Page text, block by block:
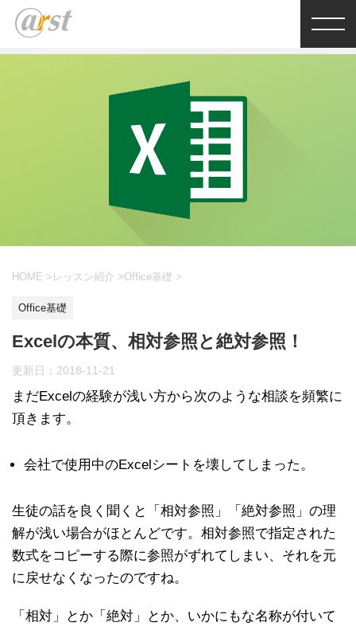
HOME > レッスン紹介 >Office基礎 >
Office基礎
Excelの本質、相対参照と絶対参照！
更新日： 2018-11-21
まだExcelの経験が浅い方から次のような相談を頻繁に
頂きます。
会社で使用中のExcelシートを壊してしまった。
生徒の話を良く聞くと「相対参照」「絶対参照」の理
解が浅い場合がほとんどです。相対参照で指定された
数式をコピーする際に参照がずれてしまい、それを元
に戻せなくなったのですね。
「相対」とか「絶対」とか、いかにもな名称が付いて